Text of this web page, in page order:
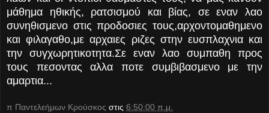
μάθημα ηθικής, ρατσισμού και βίας, σε εναν λαο
συνηθισμενο στις προδοσιες τους,αρχοντομαθημενο
και φιλαγαθο,με αρχαιες ριζες στην ευσπλαχνια και
την συγχωρητικοτητα.Σε εναν λαο συμπαθη προς
τους πεσοντας αλλα ποτε συμβιβασμενο με την
αμαρτια...
π Παντελεήμων Kρούσκος στις 6:50:00 π.μ.